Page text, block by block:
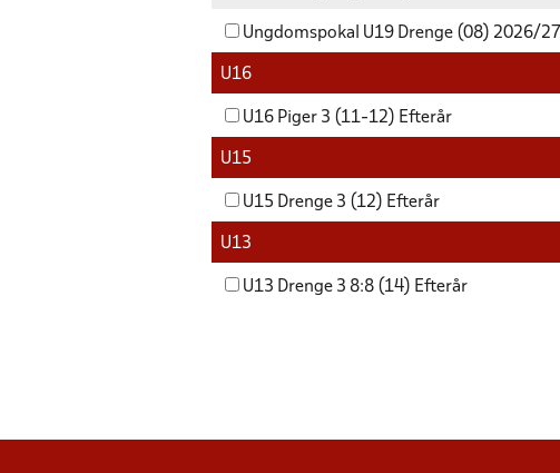
Ungdomspokal U19 Drenge (08) 2026/27
U16
U16 Piger 3 (11-12) Efterår
U15
U15 Drenge 3 (12) Efterår
U13
U13 Drenge 3 8:8 (14) Efterår